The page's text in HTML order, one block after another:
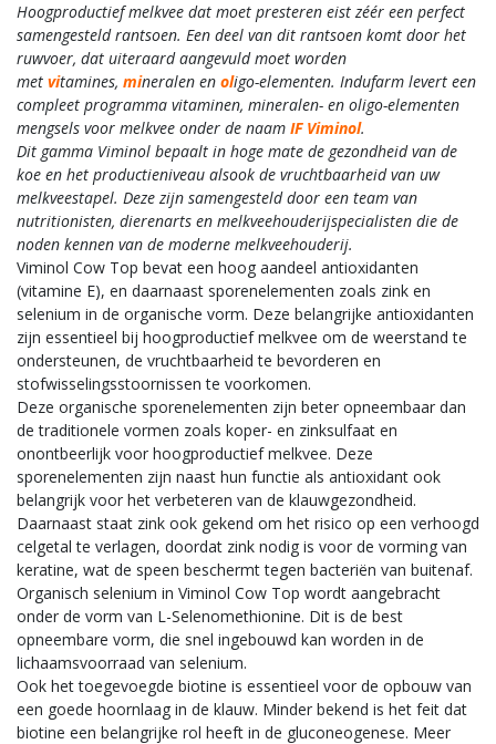
Hoogproductief melkvee dat moet presteren eist zéér een perfect
samengesteld rantsoen. Een deel van dit rantsoen komt door het
ruwvoer, dat uiteraard aangevuld moet worden
met vitamines, mineralen en oligo-elementen. Indufarm levert een
compleet programma vitaminen, mineralen- en oligo-elementen
mengsels voor melkvee onder de naam IF Viminol.
Dit gamma Viminol bepaalt in hoge mate de gezondheid van de
koe en het productieniveau alsook de vruchtbaarheid van uw
melkveestapel. Deze zijn samengesteld door een team van
nutritionisten, dierenarts en melkveehouderijspecialisten die de
noden kennen van de moderne melkveehouderij.
Viminol Cow Top bevat een hoog aandeel antioxidanten
(vitamine E), en daarnaast sporenelementen zoals zink en
selenium in de organische vorm. Deze belangrijke antioxidanten
zijn essentieel bij hoogproductief melkvee om de weerstand te
ondersteunen, de vruchtbaarheid te bevorderen en
stofwisselingsstoornissen te voorkomen.
Deze organische sporenelementen zijn beter opneembaar dan
de traditionele vormen zoals koper- en zinksulfaat en
onontbeerlijk voor hoogproductief melkvee. Deze
sporenelementen zijn naast hun functie als antioxidant ook
belangrijk voor het verbeteren van de klauwgezondheid.
Daarnaast staat zink ook gekend om het risico op een verhoogd
celgetal te verlagen, doordat zink nodig is voor de vorming van
keratine, wat de speen beschermt tegen bacteriën van buitenaf.
Organisch selenium in Viminol Cow Top wordt aangebracht
onder de vorm van L-Selenomethionine. Dit is de best
opneembare vorm, die snel ingebouwd kan worden in de
lichaamsvoorraad van selenium.
Ook het toegevoegde biotine is essentieel voor de opbouw van
een goede hoornlaag in de klauw. Minder bekend is het feit dat
biotine een belangrijke rol heeft in de gluconeogenese. Meer